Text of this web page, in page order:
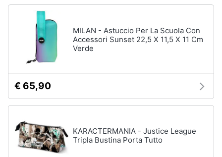
MILAN - Astuccio Per La Scuola Con
Accessori Sunset 22,5 X 11,5 X 11 Cm
Verde
€ 65,90
KARACTERMANIA - Justice League
Tripla Bustina Porta Tutto